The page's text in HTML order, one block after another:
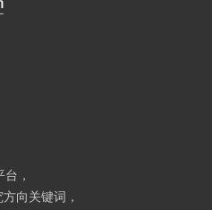
，
向关键词，